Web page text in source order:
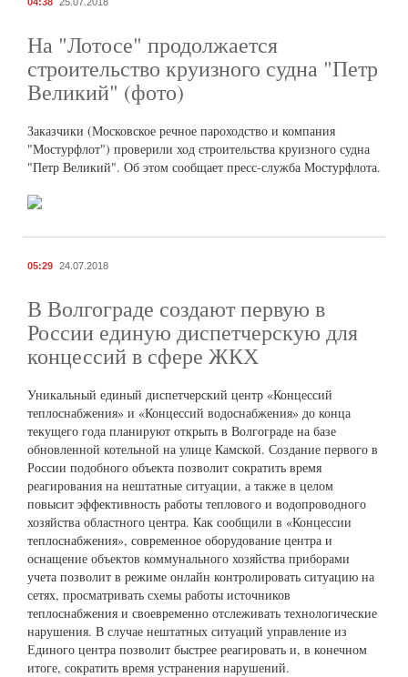
На "Лотосе" продолжается
строительство круизного судна "Петр
Великий" (фото)
Заказчики (Московское речное пароходство и компания
"Мостурфлот") проверили ход строительства круизного судна
"Петр Великий". Об этом сообщает пресс-служба Мостурфлота.
05:29 24.07.2018
В Волгограде создают первую в
России единую диспетчерскую для
концессий в сфере ЖКХ
Уникальный единый диспетчерский центр «Концессий
теплоснабжения» и «Концессий водоснабжения» до конца
текущего года планируют открыть в Волгограде на базе
обновленной котельной на улице Камской. Создание первого в
России подобного объекта позволит сократить время
реагирования на нештатные ситуации, а также в целом
повысит эффективность работы теплового и водопроводного
хозяйства областного центра. Как сообщили в «Концессии
теплоснабжения», современное оборудование центра и
оснащение объектов коммунального хозяйства приборами
учета позволит в режиме онлайн контролировать ситуацию на
сетях, просматривать схемы работы источников
теплоснабжения и своевременно отслеживать технологические
нарушения. В случае нештатных ситуаций управление из
Единого центра позволит быстрее реагировать и, в конечном
итоге, сократить время устранения нарушений.